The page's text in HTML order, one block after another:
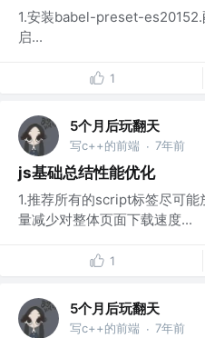
1.安装babel-preset-
启...
1
5个月后玩翻天
写c++的前端 · 7年前
js基础总结性能优化
1.推荐所有的script标签尽可
量减少对整体页面下载速度...
1
5个月后玩翻天
写c++的前端 · 7年前